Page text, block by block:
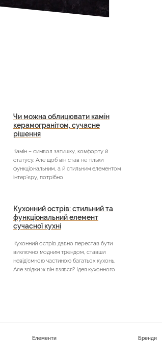
Чи можна облицювати камін
керамогранітом, сучасне
рішення
Камін – символ затишку, комфорту й
статусу. Але щоб він став не тільки
функціональним, а й стильним елементом
інтер’єру, потрібно
Кухонний острів: стильний та
функціональний елемент
сучасної кухні
Кухонний острів давно перестав бути
виключно модним трендом, ставши
невід’ємною частиною багатьох кухонь.
Але звідки ж він взявся? Ідея кухонного
Елементи Бренди